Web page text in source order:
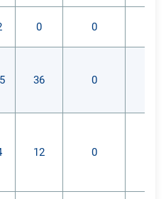
0 0
36 0
12 0